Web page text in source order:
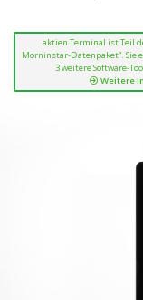
aktien Terminal ist Teil
Morninstar-Datenpaket“.
3 weitere Software-
Weitere